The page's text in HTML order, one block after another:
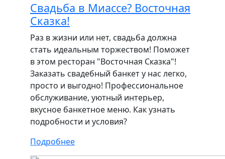
Свадьба в Миассе? Восточная
Сказка!
Раз в жизни или нет, свадьба должна
стать идеальным торжеством! Поможет
в этом ресторан "Восточная Сказка"!
Заказать свадебный банкет у нас легко,
просто и выгодно! Профессиональное
обслуживание, уютный интерьер,
вкусное банкетное меню. Как узнать
подробности и условия?
Подробнее